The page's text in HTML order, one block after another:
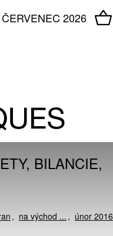
ČERVENEC 2026
BILANCIE,
na východ ... únor 2016